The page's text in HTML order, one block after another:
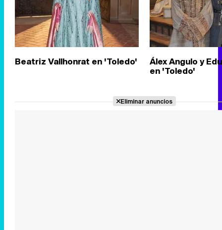
Beatriz Vallhonrat en 'Toledo' Álex Angulo y
en 'Toledo'
Eliminar anuncios